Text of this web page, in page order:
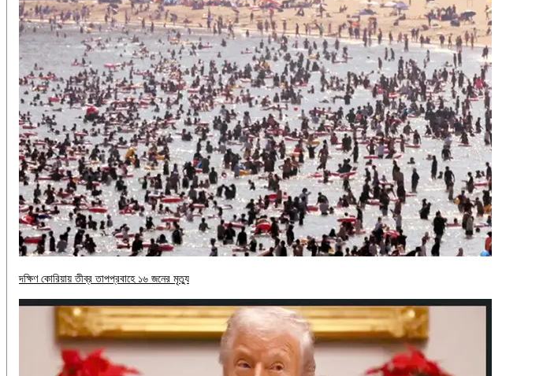
দক্ষিণ কোরিয়ায় তীব্র তাপপ্রবাহে ১৬ জনের মৃত্যু